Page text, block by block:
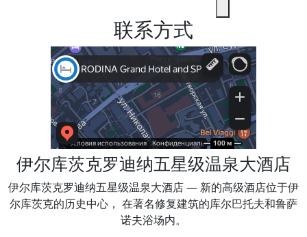
联系方式
伊尔库茨克罗迪纳五星级温泉大酒店
伊尔库茨克罗迪纳五星级温泉大酒店 — 新的高级酒店位于伊
尔库茨克的历史中心， 在著名修复建筑的库尔巴托夫和鲁萨
诺夫浴场内。